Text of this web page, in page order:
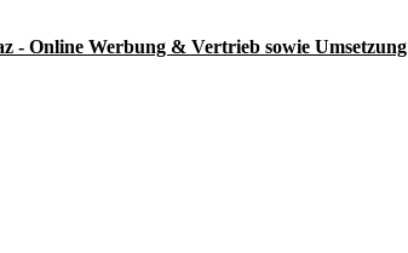
- Online Werbung & Vertrieb sowie Umsetzung